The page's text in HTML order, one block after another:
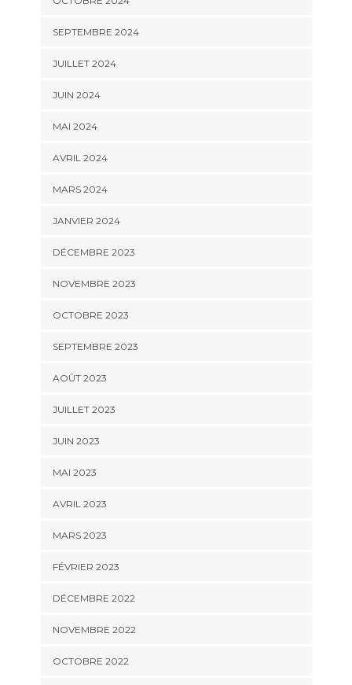
SEPTEMBRE 2024
JUILLET 2024
JUIN 2024
MAI 2024
AVRIL 2024
MARS 2024
JANVIER 2024
DÉCEMBRE 2023
NOVEMBRE 2023
OCTOBRE 2023
SEPTEMBRE 2023
AOÛT 2023
JUILLET 2023
JUIN 2023
MAI 2023
AVRIL 2023
MARS 2023
FÉVRIER 2023
DÉCEMBRE 2022
NOVEMBRE 2022
OCTOBRE 2022